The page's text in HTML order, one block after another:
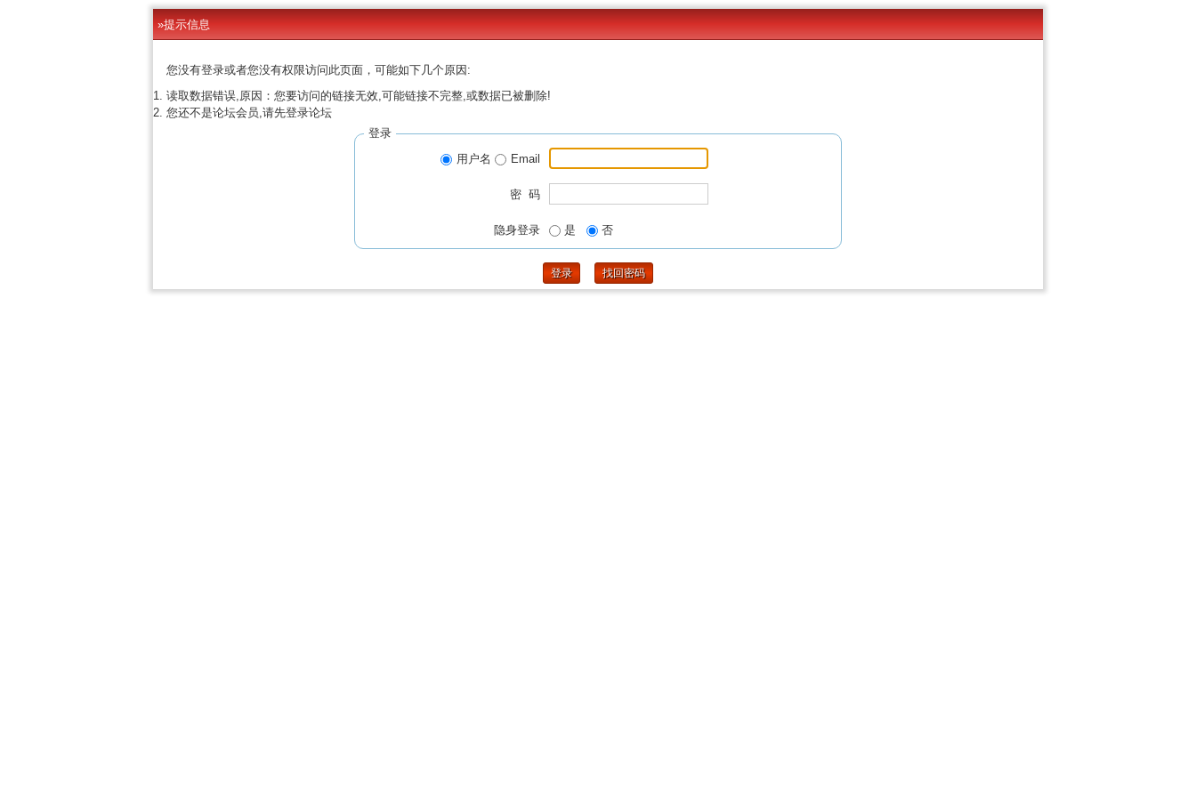
»提示信息
您没有登录或者您没有权限访问此页面，可能如下几个原因:
读取数据错误,原因：您要访问的链接无效,可能链接不完整,或数据已被删除!
您还不是论坛会员,请先登录论坛
登录
用户名
Email
密 码
隐身登录 是 否